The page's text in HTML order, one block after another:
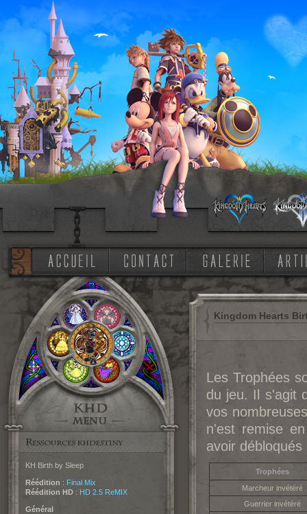
KH Birth by Sleep
Réédition : Final Mix
Réédition HD : HD 2.5 ReMIX
Général
Kingdom Hearts
Les Trophées
du jeu. Il s'agit
vos
n'est remise
avoir débloqués
Trophées
Marcheur invétéré
Guerrier invétéré